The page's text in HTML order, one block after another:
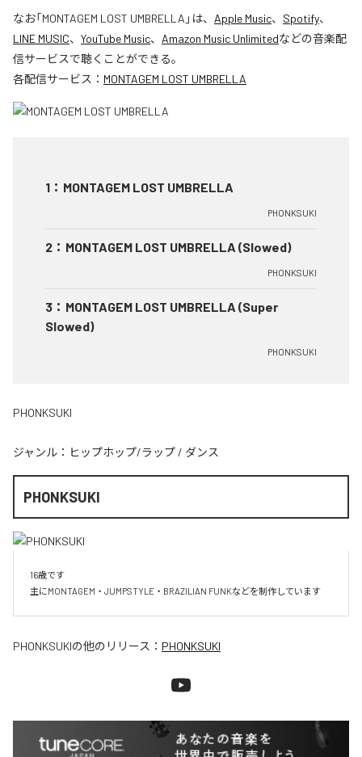
なお「MONTAGEM LOST UMBRELLA 」は、 Apple Music、 Spotify、
LINE MUSIC、 YouTube Music、 Amazon Music Unlimitedなどの音楽配
信サービスで聴くことができる。
各配信サービス： MONTAGEM LOST UMBRELLA
1 ： MONTAGEM LOST UMBRELLA
PHONKSUKI
2 ： MONTAGEM LOST UMBRELLA (Slowed)
PHONKSUKI
3 ： MONTAGEM LOST UMBRELLA (Super
Slowed)
PHONKSUKI
PHONKSUKI
ジャンル： ヒップホップ/ラップ / ダンス
PHONKSUKI
16歳です
主にMONTAGEM・JUMPSTYLE・BRAZILIAN FUNKなどを制作しています
PHONKSUKIの他のリリース： PHONKSUKI